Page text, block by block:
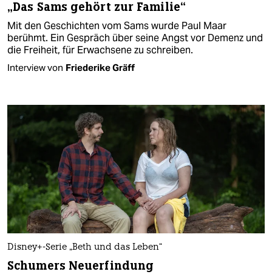
„Das Sams gehört zur Familie“
Mit den Geschichten vom Sams wurde Paul Maar
berühmt. Ein Gespräch über seine Angst vor Demenz und
die Freiheit, für Erwachsene zu schreiben.
Interview von Friederike Gräff
Disney+-Serie „Beth und das Leben“
Schumers Neuerfindung